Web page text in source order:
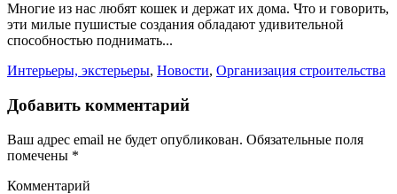
Многие из нас любят кошек и держат их дома. Что и говорить,
эти милые пушистые создания обладают удивительной
способностью поднимать...
Интерьеры, экстерьеры, Новости, Организация строительства
Добавить комментарий
Ваш адрес email не будет опубликован. Обязательные поля
помечены *
Комментарий